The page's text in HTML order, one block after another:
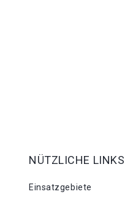
NÜTZLICHE LINKS
Einsatzgebiete